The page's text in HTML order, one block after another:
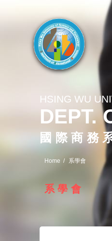
HSING WU
DEPT.
國際商務
Home 系學會
系學會